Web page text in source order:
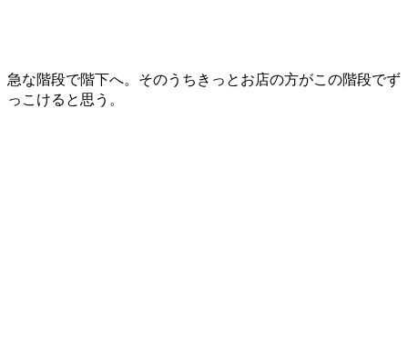
急な階段で階下へ。そのうちきっとお店の方がこの階段でず
っこけると思う。